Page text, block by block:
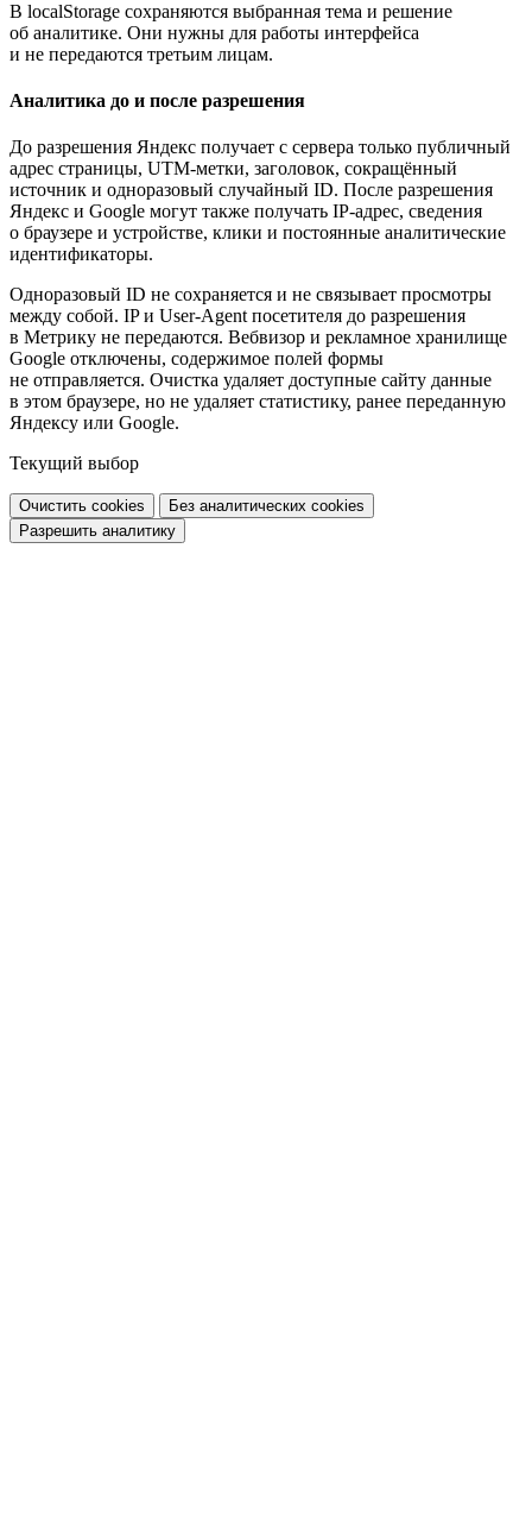
В localStorage сохраняются выбранная тема и решение
об аналитике. Они нужны для работы интерфейса
и не передаются третьим лицам.
Аналитика до и после разрешения
До разрешения Яндекс получает с сервера только публичный
адрес страницы, UTM-метки, заголовок, сокращённый
источник и одноразовый случайный ID. После разрешения
Яндекс и Google могут также получать IP-адрес, сведения
о браузере и устройстве, клики и постоянные аналитические
идентификаторы.
Одноразовый ID не сохраняется и не связывает просмотры
между собой. IP и User-Agent посетителя до разрешения
в Метрику не передаются. Вебвизор и рекламное хранилище
Google отключены, содержимое полей формы
не отправляется. Очистка удаляет доступные сайту данные
в этом браузере, но не удаляет статистику, ранее переданную
Яндексу или Google.
Текущий выбор
Очистить cookies
Без аналитических cookies
Разрешить аналитику